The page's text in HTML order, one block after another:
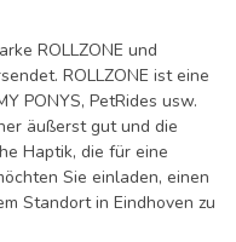
ROLLZONE und
ROLLZONE ist eine
PONYS, PetRides usw.
äußerst gut und die
Haptik, die für eine
Sie einladen, einen
Standort in Eindhoven zu